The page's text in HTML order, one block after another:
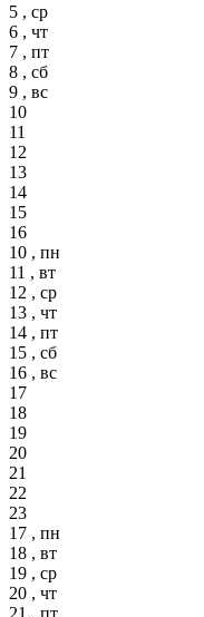
5 , ср
6 , чт
7 , пт
8 , сб
9 , вс
10
11
12
13
14
15
16
10 , пн
11 , вт
12 , ср
13 , чт
14 , пт
15 , сб
16 , вс
17
18
19
20
21
22
23
17 , пн
18 , вт
19 , ср
20 , чт
21 , пт